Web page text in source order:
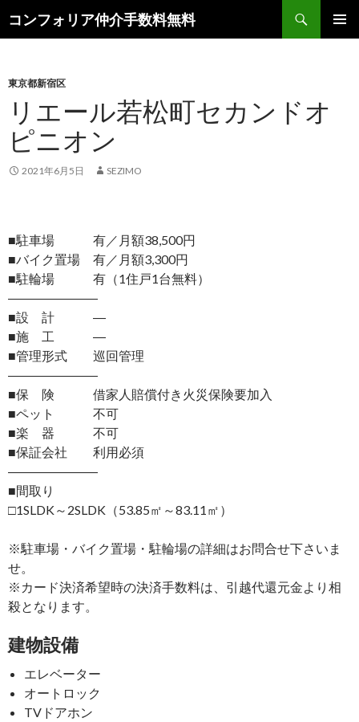
コンフォリア仲介手数料無料
索
ン
ツ
へ
ス
キ
ッ
東京都新宿区
リエール若松町セカンドオ
ピニオン
2021年6月5日 SEZIMO
■駐車場 有／月額38,500円
■バイク置場 有／月額3,300円
■駐輪場 有（1住戸1台無料）
―――――――
■設 計 ―
■施 工 ―
■管理形式 巡回管理
―――――――
■保 険 借家人賠償付き火災保険要加入
■ペット 不可
■楽 器 不可
■保証会社 利用必須
―――――――
■間取り
□1SLDK～2SLDK（53.85㎡～83.11㎡）
※駐車場・バイク置場・駐輪場の詳細はお問合せ下さいま
せ。
※カード決済希望時の決済手数料は、引越代還元金より相
殺となります。
建物設備
エレベーター
オートロック
TVドアホン